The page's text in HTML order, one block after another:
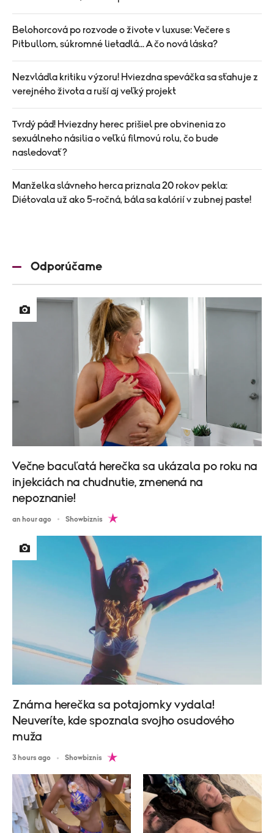
Belohorcová po rozvode o živote v luxuse: Večere s
Pitbullom, súkromné lietadlá... A čo nová láska?
Nezvládla kritiku výzoru! Hviezdna speváčka sa sťahuje z
verejného života a ruší aj veľký projekt
Tvrdý pád! Hviezdny herec prišiel pre obvinenia zo
sexuálneho násilia o veľkú filmovú rolu, čo bude
nasledovať?
Manželka slávneho herca priznala 20 rokov pekla:
Diétovala už ako 5-ročná, bála sa kalórií v zubnej paste!
Odporúčame
Večne bacuľatá herečka sa ukázala po roku na
injekciách na chudnutie, zmenená na
nepoznanie!
an hour ago Showbiznis
Známa herečka sa potajomky vydala!
Neuveríte, kde spoznala svojho osudového
muža
3 hours ago Showbiznis